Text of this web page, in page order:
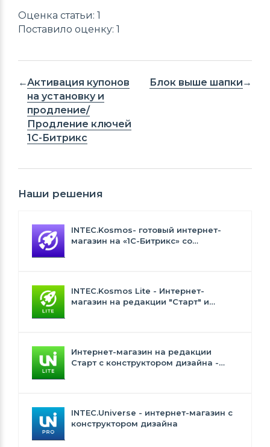
Оценка статьи: 1
Поставило оценку: 1
Активация купонов
на установку и
продление/
Продление ключей
1С-Битрикс
Блок выше шапки
Наши решения
INTEC.Kosmos- готовый интернет-
магазин на «1С-Битрикс» со
INTEC.Kosmos Lite - Интернет-
магазин на редакции "Старт" и
Интернет-магазин на редакции
Старт с конструктором дизайна -
INTEC.Universe - интернет-магазин с
конструктором дизайна